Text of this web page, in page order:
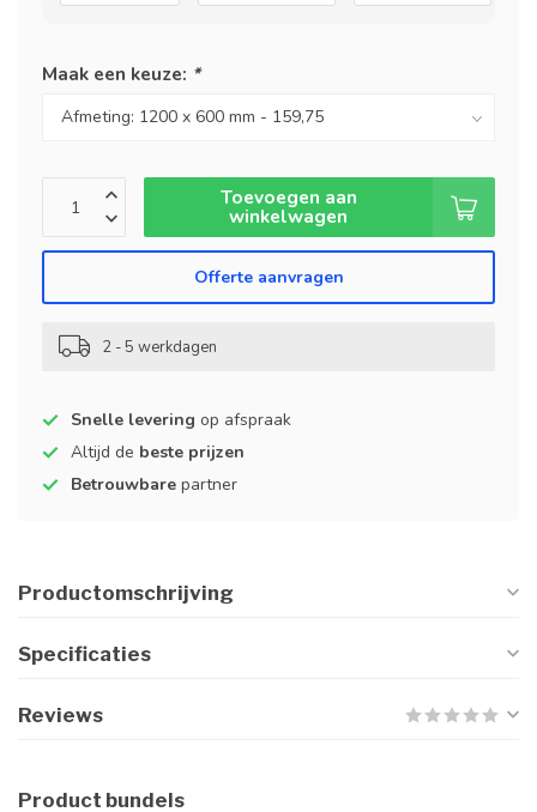
Maak een keuze: *
Toevoegen aan
winkelwagen
Offerte aanvragen
2 - 5 werkdagen
Snelle levering op afspraak
Altijd de beste prijzen
Betrouwbare partner
Productomschrijving
Specificaties
Reviews
Product bundels